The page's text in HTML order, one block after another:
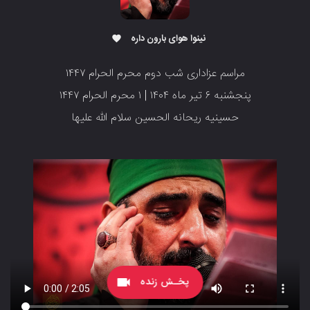
videocam پخـش زنده
نینوا هوای بارون داره favorite
مراسم عزاداری شب دوم محرم الحرام ۱۴۴۷
پنجشنبه ۶ تیر ماه ۱۴۰۴ | ۱ محرم الحرام ۱۴۴۷
حسینیه ریحانه الحسین سلام الله علیها